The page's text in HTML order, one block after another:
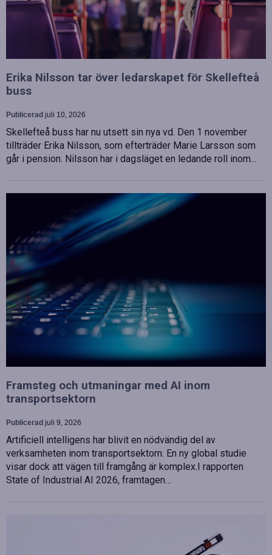
Erika Nilsson tar över ledarskapet för Skellefteå
buss
Publicerad juli 10, 2026
Skellefteå buss har nu utsett sin nya vd. Den 1 november
tillträder Erika Nilsson, som efterträder Marie Larsson som
går i pension. Nilsson har i dagsläget en ledande roll inom…
Framsteg och utmaningar med AI inom
transportsektorn
Publicerad juli 9, 2026
Artificiell intelligens har blivit en nödvändig del av
verksamheten inom transportsektorn. En ny global studie
visar dock att vägen till framgång är komplex.I rapporten
State of Industrial AI 2026, framtagen…